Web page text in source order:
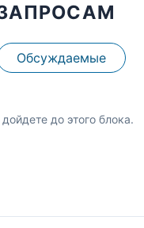
Обсуждаемые
до этого блока.